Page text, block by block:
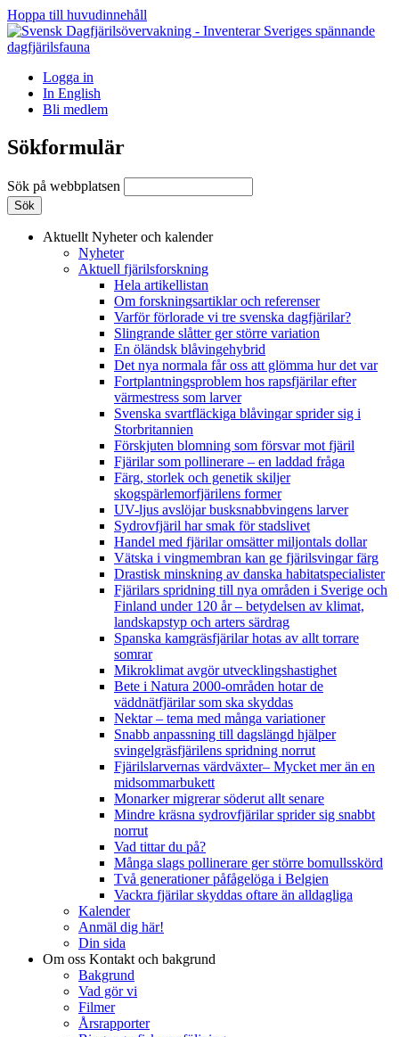
Hoppa till huvudinnehåll
Logga in
In English
Bli medlem
Sökformulär
Sök på webbplatsen
Aktuellt Nyheter och kalender
Nyheter
Aktuell fjärilsforskning
Hela artikellistan
Om forskningsartiklar och referenser
Varför förlorade vi tre svenska dagfjärilar?
Slingrande slåtter ger större variation
En öländsk blåvingehybrid
Det nya normala får oss att glömma hur det var
Fortplantningsproblem hos rapsfjärilar efter
värmestress som larver
Svenska svartfläckiga blåvingar sprider sig i
Storbritannien
Förskjuten blomning som försvar mot fjäril
Fjärilar som pollinerare – en laddad fråga
Färg, storlek och genetik skiljer
skogspärlemorfjärilens former
UV-ljus avslöjar busksnabbvingens larver
Sydrovfjäril har smak för stadslivet
Handel med fjärilar omsätter miljontals dollar
Vätska i vingmembran kan ge fjärilsvingar färg
Drastisk minskning av danska habitatspecialister
Fjärilars spridning till nya områden i Sverige och
Finland under 120 år– betydelsen av klimat,
landskapstyp och arters särdrag
Spanska kamgräsfjärilar hotas av allt torrare
somrar
Mikroklimat avgör utvecklingshastighet
Bete i Natura 2000-områden hotar de
väddnätfjärilar som ska skyddas
Nektar – tema med många variationer
Snabb anpassning till dagslängd hjälper
svingelgräsfjärilens spridning norrut
Fjärilslarvernas värdväxter– Mycket mer än en
midsommarbukett
Monarker migrerar söderut allt senare
Mindre kräsna sydrovfjärilar sprider sig snabbt
norrut
Vad tittar du på?
Många slags pollinerare ger större bomullsskörd
Två generationer påfågelöga i Belgien
Vackra fjärilar skyddas oftare än alldagliga
Kalender
Anmäl dig här!
Din sida
Om oss Kontakt och bakgrund
Bakgrund
Vad gör vi
Filmer
Årsrapporter